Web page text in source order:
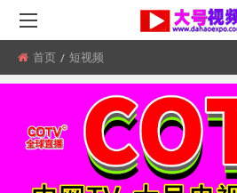
首页
所
在
短视频